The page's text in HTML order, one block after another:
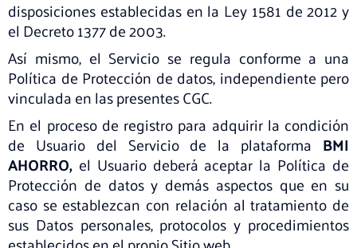
disposiciones establecidas en la Ley 1581 de 2012 y
el Decreto 1377 de 2003.
Así mismo, el Servicio se regula conforme a una
Política de Protección de datos, independiente pero
vinculada en las presentes CGC.
En el proceso de registro para adquirir la condición
de Usuario del Servicio de la plataforma BMI
AHORRO, el Usuario deberá aceptar la Política de
Protección de datos y demás aspectos que en su
caso se establezcan con relación al tratamiento de
sus Datos personales, protocolos y procedimientos